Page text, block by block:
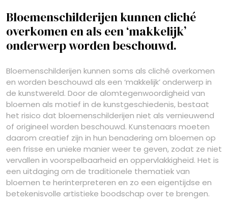
Bloemenschilderijen kunnen cliché
overkomen en als een ‘makkelijk’
onderwerp worden beschouwd.
Bloemenschilderijen kunnen soms als cliché overkomen
en worden beschouwd als een ‘makkelijk’ onderwerp in
de kunstwereld. Door de alomtegenwoordigheid van
bloemen als motief in de kunstgeschiedenis, bestaat
het risico dat bloemenschilderijen niet als vernieuwend
of origineel worden beschouwd. Kunstenaars moeten
daarom creatief zijn in hun benadering om bloemen op
een frisse en unieke manier weer te geven, zodat ze niet
vervallen in voorspelbaarheid en oppervlakkigheid. Het is
een uitdaging om de traditionele thematiek van
bloemen te herinterpreteren en zo een eigentijdse en
betekenisvolle artistieke boodschap over te brengen.